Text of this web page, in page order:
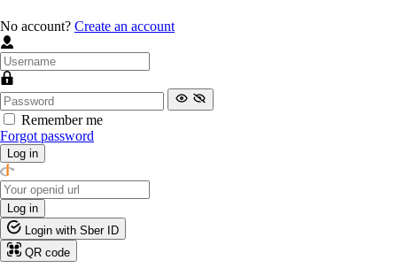
No account? Create an account
Remember me
Forgot password
Log in
Log in
Login with Sber ID
QR code